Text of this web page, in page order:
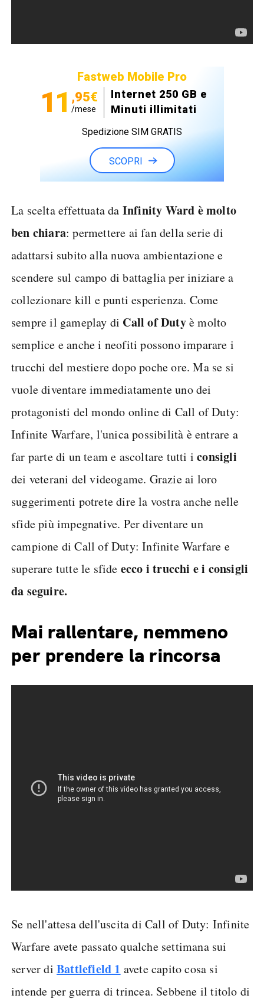
Fastweb Mobile Pro
11 ,95€
/mese
Internet 250 GB e
Minuti illimitati
Spedizione SIM GRATIS
SCOPRI
La scelta effettuata da Infinity Ward è molto
ben chiara: permettere ai fan della serie di
adattarsi subito alla nuova ambientazione e
scendere sul campo di battaglia per iniziare a
collezionare kill e punti esperienza. Come
sempre il gameplay di Call of Dutyè molto
semplice e anche i neofiti possono imparare i
trucchi del mestiere dopo poche ore. Ma se si
vuole diventare immediatamente uno dei
protagonisti del mondo online di Call of Duty:
Infinite Warfare, l'unica possibilità è entrare a
far parte di un team e ascoltare tutti iconsigli
dei veterani del videogame. Grazie ai loro
suggerimenti potrete dire la vostra anche nelle
sfide più impegnative. Per diventare un
campione di Call of Duty: Infinite Warfare e
superare tutte le sfide ecco i trucchi e i consigli
da seguire.
Mai rallentare, nemmeno
per prendere la rincorsa
Se nell'attesa dell'uscita di Call of Duty: Infinite
Warfare avete passato qualche settimana sui
server di Battlefield 1 avete capito cosa si
intende per guerra di trincea. Sebbene il titolo di